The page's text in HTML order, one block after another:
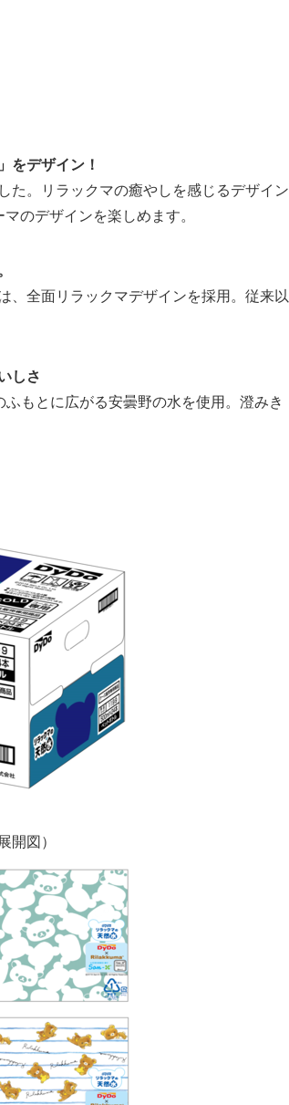
をデザイン！
た。リラックマの癒やしを感じるデザイン
のデザインを楽しめます。
、全面リラックマデザインを採用。従来以
しさ
もとに広がる安曇野の水を使用。澄みき
開図）